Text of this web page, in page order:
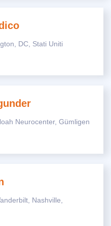
DC, Stati Uniti
Neurocenter, Gümligen
Nashville,